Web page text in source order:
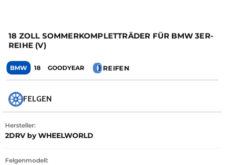
18 ZOLL SOMMERKOMPLETTRÄDER FÜR BMW 3ER-
REIHE (V)
BMW 18 GOODYEAR REIFEN
FELGEN
Hersteller:
2DRV by WHEELWORLD
Felgenmodell: